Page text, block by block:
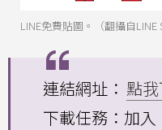
LINE免費貼圖。（翻攝自LINE
連結網址： 點
下載任務：加入